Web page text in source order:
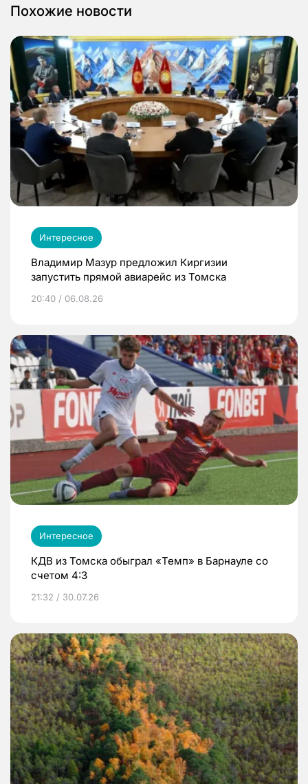
Похожие новости
Интересное
Владимир Мазур предложил Киргизии
запустить прямой авиарейс из Томска
20:40 / 06.08.26
Интересное
КДВ из Томска обыграл «Темп» в Барнауле со
счетом 4:3
21:32 / 30.07.26